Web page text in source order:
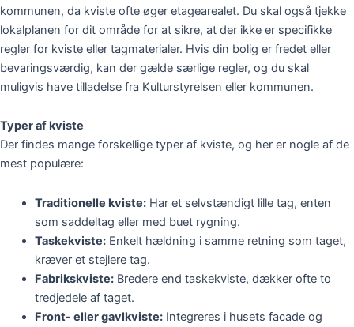
kommunen, da kviste ofte øger etagearealet. Du skal også tjekke
lokalplanen for dit område for at sikre, at der ikke er specifikke
regler for kviste eller tagmaterialer. Hvis din bolig er fredet eller
bevaringsværdig, kan der gælde særlige regler, og du skal
muligvis have tilladelse fra Kulturstyrelsen eller kommunen.
Typer af kviste
Der findes mange forskellige typer af kviste, og her er nogle af de
mest populære:
Traditionelle kviste:Har et selvstændigt lille tag, enten
som saddeltag eller med buet rygning.
Taskekviste:Enkelt hældning i samme retning som taget,
kræver et stejlere tag.
Fabrikskviste:Bredere end taskekviste, dækker ofte to
tredjedele af taget.
Front- eller gavlkviste:Integreres i husets facade og